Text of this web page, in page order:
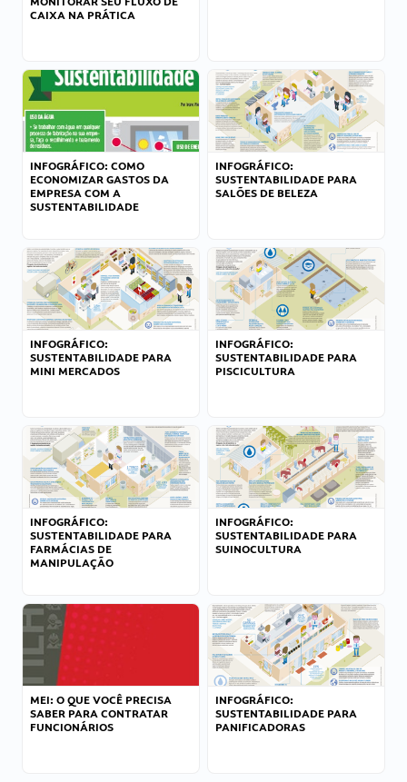
CAIXA NA PRÁTICA
INFOGRÁFICO: COMO
ECONOMIZAR GASTOS DA
EMPRESA COM A
SUSTENTABILIDADE
INFOGRÁFICO:
SUSTENTABILIDADE PARA
SALÕES DE BELEZA
INFOGRÁFICO:
SUSTENTABILIDADE PARA
MINI MERCADOS
INFOGRÁFICO:
SUSTENTABILIDADE PARA
PISCICULTURA
INFOGRÁFICO:
SUSTENTABILIDADE PARA
FARMÁCIAS DE
MANIPULAÇÃO
INFOGRÁFICO:
SUSTENTABILIDADE PARA
SUINOCULTURA
MEI: O QUE VOCÊ PRECISA
SABER PARA CONTRATAR
FUNCIONÁRIOS
INFOGRÁFICO:
SUSTENTABILIDADE PARA
PANIFICADORAS